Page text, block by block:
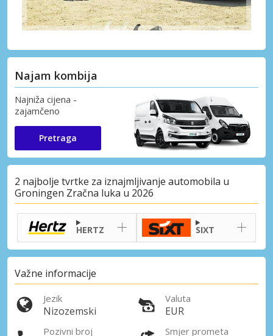
Najam kombija
Najniža cijena -
zajamčeno
Pretraga
2 najbolje tvrtke za iznajmljivanje automobila u
Groningen Zračna luka u 2026
HERTZ SIXT
Važne informacije
Jezik
Nizozemski
Valuta
EUR
Pozivni broj Smjer prometa